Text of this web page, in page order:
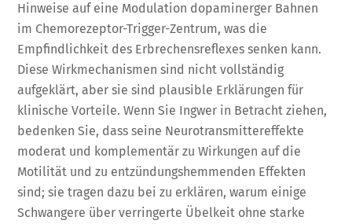
Hinweise auf eine Modulation dopaminerger Bahnen
im Chemorezeptor-Trigger-Zentrum, was die
Empfindlichkeit des Erbrechensreflexes senken kann.
Diese Wirkmechanismen sind nicht vollständig
aufgeklärt, aber sie sind plausible Erklärungen für
klinische Vorteile. Wenn Sie Ingwer in Betracht ziehen,
bedenken Sie, dass seine Neurotransmittereffekte
moderat und komplementär zu Wirkungen auf die
Motilität und zu entzündungshemmenden Effekten
sind; sie tragen dazu bei zu erklären, warum einige
Schwangere über verringerte Übelkeit ohne starke